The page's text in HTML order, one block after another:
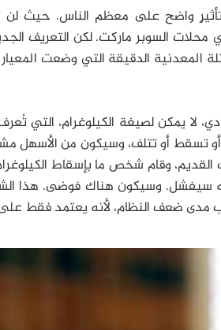
واضح على معظم الناس. حيث لن
محلات السوبر ماركت. لكن التعريف
المعدنية الدقيقة التي وضعت
يمكن لصيغة الكيلوغرام، التي تُعرف
تسقط أو تتلف، وسيكون من الأسهل
القديم، وقام شخص ما بإسقاط
سيفشل. وسيكون هناك فوضى. هذا
ضعف النظام، لأنه يعتمد فقط على